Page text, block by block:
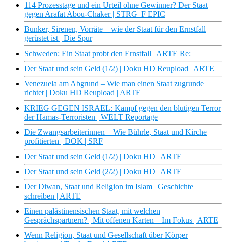
114 Prozesstage und ein Urteil ohne Gewinner? Der Staat
gegen Arafat Abou-Chaker | STRG_F EPIC
Bunker, Sirenen, Vorräte – wie der Staat für den Ernstfall
gerüstet ist | Die Spur
Schweden: Ein Staat probt den Ernstfall | ARTE Re:
Der Staat und sein Geld (1/2) | Doku HD Reupload | ARTE
Venezuela am Abgrund – Wie man einen Staat zugrunde
richtet | Doku HD Reupload | ARTE
KRIEG GEGEN ISRAEL: Kampf gegen den blutigen Terror
der Hamas-Terroristen | WELT Reportage
Die Zwangsarbeiterinnen – Wie Bührle, Staat und Kirche
profitierten | DOK | SRF
Der Staat und sein Geld (1/2) | Doku HD | ARTE
Der Staat und sein Geld (2/2) | Doku HD | ARTE
Der Diwan, Staat und Religion im Islam | Geschichte
schreiben | ARTE
Einen palästinensischen Staat, mit welchen
Gesprächspartnern? | Mit offenen Karten – Im Fokus | ARTE
Wenn Religion, Staat und Gesellschaft über Körper